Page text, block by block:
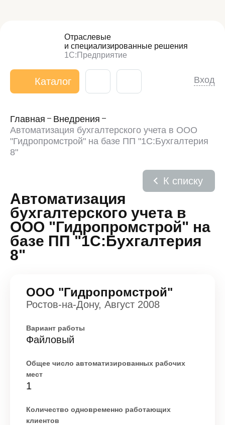
Отраслевые
и специализированные решения
1С:Предприятие
Каталог Вход
Главная
Внедрения
Автоматизация бухгалтерского учета в ООО
"Гидропромстрой" на базе ПП "1С:Бухгалтерия
8"
Автоматизация
бухгалтерского учета в
ООО "Гидропромстрой" на
базе ПП "1С:Бухгалтерия
8"
К списку
ООО "Гидропромстрой"
Ростов-на-Дону, Август 2008
Вариант работы
Файловый
Общее число автоматизированных рабочих
мест
1
Количество одновременно работающих
клиентов